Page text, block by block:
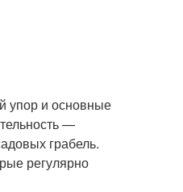
упор и основные
—
грабель.
регулярно